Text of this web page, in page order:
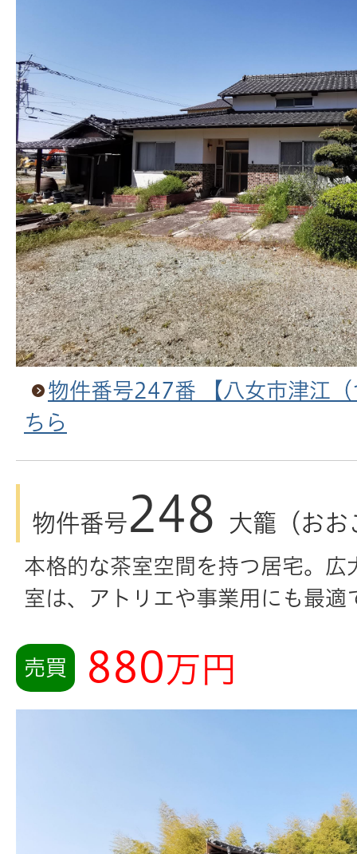
物件番号247番 【八女市津江
ちら
物件番号248 大籠（おお
本格的な茶室空間を持つ居宅。広
室は、アトリエや事業用にも最適
売買 880万円